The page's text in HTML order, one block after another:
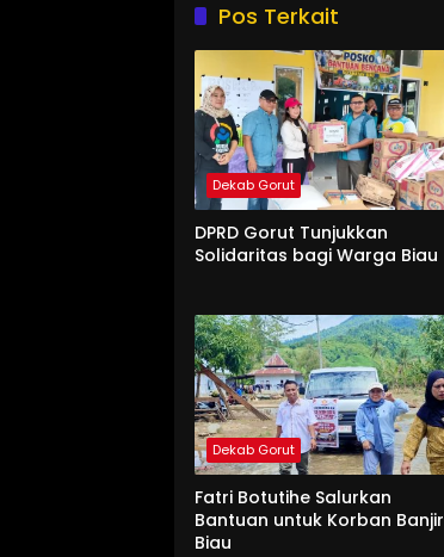
Pos Terkait
Dekab Gorut
DPRD Gorut Tunjukkan
Solidaritas bagi Warga Biau
Dekab Gorut
Fatri Botutihe Salurkan
Bantuan untuk Korban Banjir
Biau